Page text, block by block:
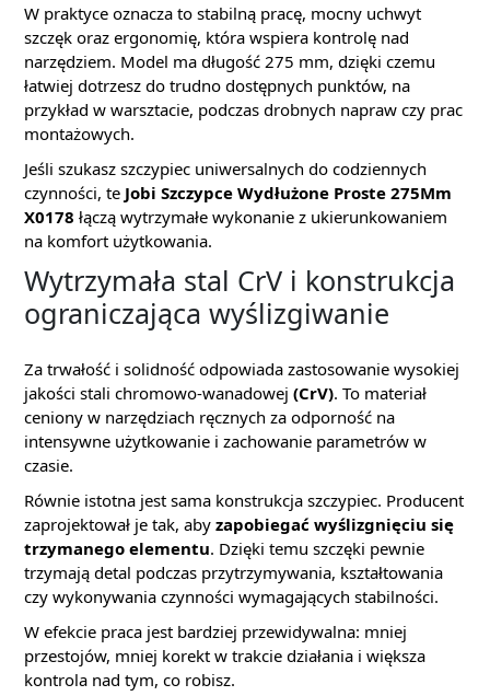
W praktyce oznacza to stabilną pracę, mocny uchwyt
szczęk oraz ergonomię, która wspiera kontrolę nad
narzędziem. Model ma długość 275 mm, dzięki czemu
łatwiej dotrzesz do trudno dostępnych punktów, na
przykład w warsztacie, podczas drobnych napraw czy prac
montażowych.
Jeśli szukasz szczypiec uniwersalnych do codziennych
czynności, te Jobi Szczypce Wydłużone Proste 275Mm
X0178 łączą wytrzymałe wykonanie z ukierunkowaniem
na komfort użytkowania.
Wytrzymała stal CrV i konstrukcja
ograniczająca wyślizgiwanie
Za trwałość i solidność odpowiada zastosowanie wysokiej
jakości stali chromowo-wanadowej (CrV). To materiał
ceniony w narzędziach ręcznych za odporność na
intensywne użytkowanie i zachowanie parametrów w
czasie.
Równie istotna jest sama konstrukcja szczypiec. Producent
zaprojektował je tak, aby zapobiegać wyślizgnięciu się
trzymanego elementu. Dzięki temu szczęki pewnie
trzymają detal podczas przytrzymywania, kształtowania
czy wykonywania czynności wymagających stabilności.
W efekcie praca jest bardziej przewidywalna: mniej
przestojów, mniej korekt w trakcie działania i większa
kontrola nad tym, co robisz.